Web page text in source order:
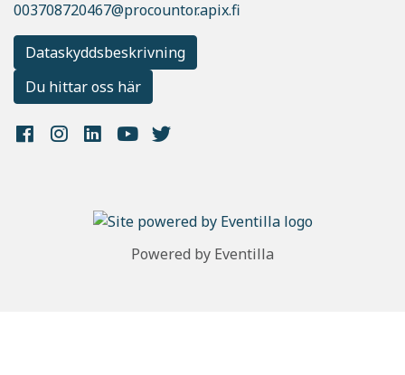
003708720467@procountor.apix.fi
Dataskyddsbeskrivning
Du hittar oss här
Powered by Eventilla